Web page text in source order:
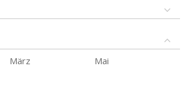
März
Mai